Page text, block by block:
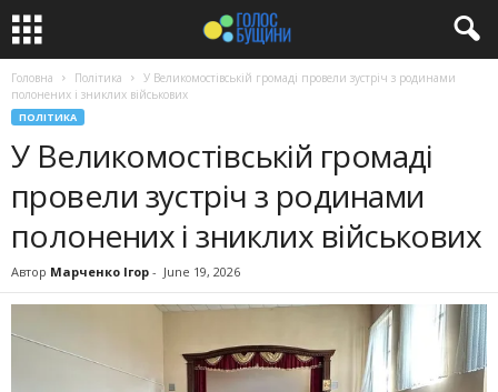
Головна Політика
У Великомостівській громаді провели зустріч з родинами
полонених і зниклих військових
ПОЛІТИКА
У Великомостівській громаді
провели зустріч з родинами
полонених і зниклих військових
Автор Марченко Ігор - June 19, 2026